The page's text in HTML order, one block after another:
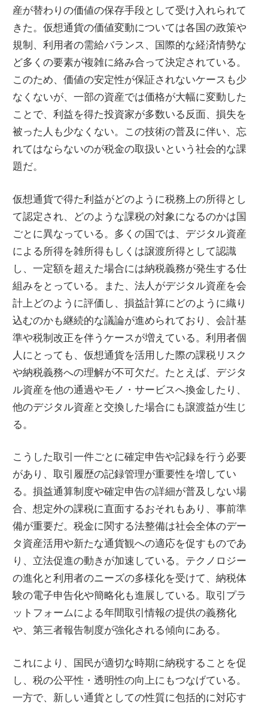
産が替わりの価値の保存手段として受け入れられて
きた。仮想通貨の価値変動については各国の政策や
規制、利用者の需給バランス、国際的な経済情勢な
ど多くの要素が複雑に絡み合って決定されている。
このため、価値の安定性が保証されないケースも少
なくないが、一部の資産では価格が大幅に変動した
ことで、利益を得た投資家が多数いる反面、損失を
被った人も少なくない。この技術の普及に伴い、忘
れてはならないのが税金の取扱いという社会的な課
題だ。
仮想通貨で得た利益がどのように税務上の所得とし
て認定され、どのような課税の対象になるのかは国
ごとに異なっている。多くの国では、デジタル資産
による所得を雑所得もしくは譲渡所得として認識
し、一定額を超えた場合には納税義務が発生する仕
組みをとっている。また、法人がデジタル資産を会
計上どのように評価し、損益計算にどのように織り
込むのかも継続的な議論が進められており、会計基
準や税制改正を伴うケースが増えている。利用者個
人にとっても、仮想通貨を活用した際の課税リスク
や納税義務への理解が不可欠だ。たとえば、デジタ
ル資産を他の通過やモノ・サービスへ換金したり、
他のデジタル資産と交換した場合にも譲渡益が生じ
る。
こうした取引一件ごとに確定申告や記録を行う必要
があり、取引履歴の記録管理が重要性を増してい
る。損益通算制度や確定申告の詳細が普及しない場
合、想定外の課税に直面するおそれもあり、事前準
備が重要だ。税金に関する法整備は社会全体のデー
タ資産活用や新たな通貨観への適応を促すものであ
り、立法促進の動きが加速している。テクノロジー
の進化と利用者のニーズの多様化を受けて、納税体
験の電子申告化や簡略化も進展している。取引プラ
ットフォームによる年間取引情報の提供の義務化
や、第三者報告制度が強化される傾向にある。
これにより、国民が適切な時期に納税することを促
し、税の公平性・透明性の向上にもつなげている。
一方で、新しい通貨としての性質に包括的に対応す